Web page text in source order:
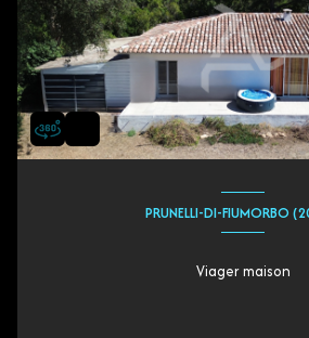
PRUNELLI-DI-FIUMORBO
Viager maison